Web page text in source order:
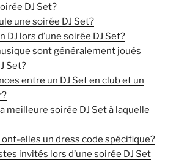
DJ Set?
une soirée DJ Set?
DJ lors d’une soirée DJ Set?
sont généralement joués
Set?
entre un DJ Set en club et un
meilleure soirée DJ Set à laquelle
ont-elles un dress code spécifique?
invités lors d’une soirée DJ Set